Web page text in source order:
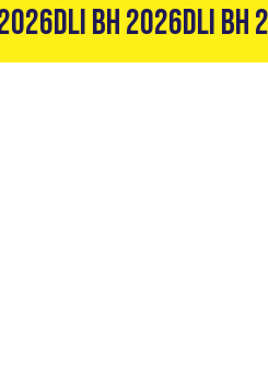
DLI BH 2026DLI BH